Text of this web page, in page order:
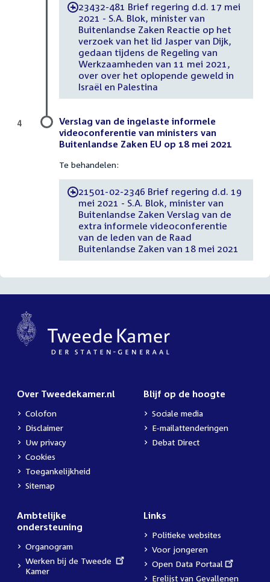
-23432-481 Brief regering d.d. 17 mei
2021 - S.A. Blok, minister van
Buitenlandse Zaken Reactie op het
verzoek van het lid Jasper van Dijk,
gedaan tijdens de Regeling van
Werkzaamheden van 11 mei 2021,
over over het oplopende geweld in
Israël en Palestina
Verslag van de ingelaste informele
videoconferentie van ministers van
Buitenlandse Zaken EU op 18 mei 2021
Te behandelen:
-21501-02-2346 Brief regering d.d. 19
mei 2021 - S.A. Blok, minister van
Buitenlandse Zaken Verslag van de
extra informele videoconferentie
van de leden van de Raad
Buitenlandse Zaken van 18 mei 2021
4
Over Tweedekamer.nl
Colofon
Disclaimer
Uw privacy
Cookies
Toegankelijkheid
Sitemap
Blijf op de hoogte
Sociale media
E-mailattenderingen
Debat Direct
Ambtelijke
ondersteuning
Organogram
External
link:
Werken bij de Tweede
Kamer
Links
Politieke websites
Voor jongeren
External
link:
Open Data Portaal
Erelijst van Gevallenen